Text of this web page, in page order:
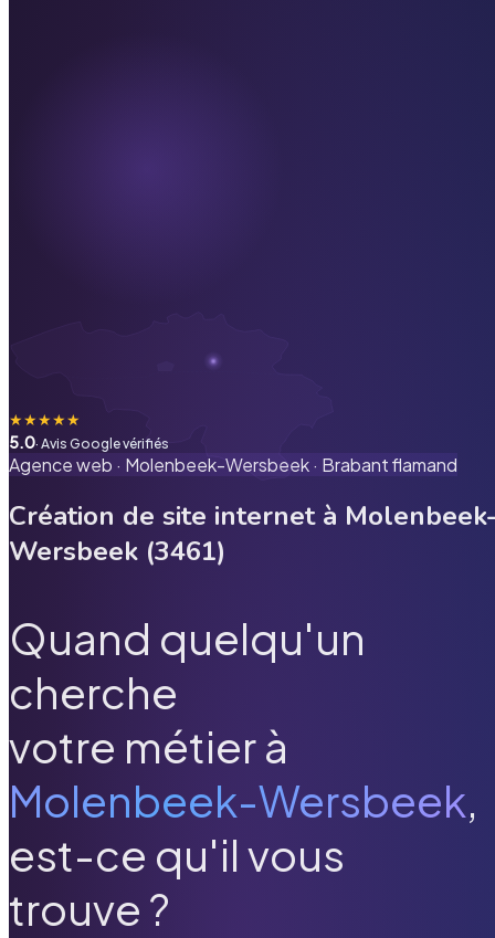
★★★★★
5.0· Avis Google vérifiés
Agence web · Molenbeek-Wersbeek· Brabant flamand
Création de site internet à
Wersbeek (3461)
Quand quelqu'un
cherche
votre métier à
Molenbeek-Wersbeek,
est-ce qu'il vous
trouve ?